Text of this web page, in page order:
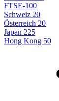
FTSE-100
Schweiz 20
Österreich 20
Japan 225
Hong Kong 50